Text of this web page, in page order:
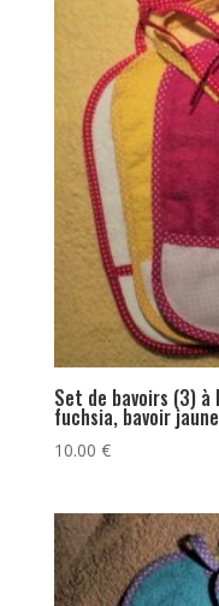
Set de bavoirs (3)
fuchsia, bavoir
10.00 €